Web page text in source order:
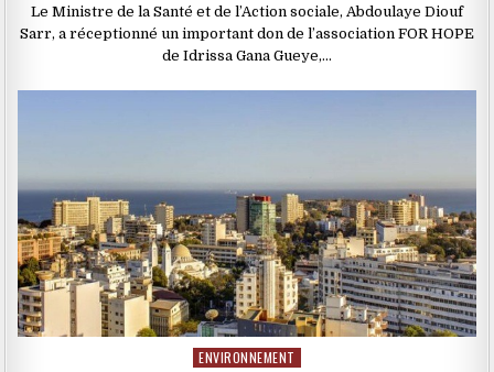
Le Ministre de la Santé et de l’Action sociale, Abdoulaye Diouf
Sarr, a réceptionné un important don de l’association FOR HOPE
de Idrissa Gana Gueye,…
Posted
ENVIRONNEMENT